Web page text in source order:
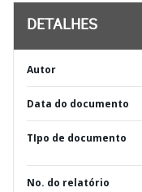
DETALHES
Autor
Data do documento
TIpo de documento
No. do relatório